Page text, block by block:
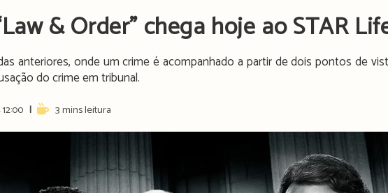
& Order” chega hoje ao STAR
anteriores, onde um crime é acompanhado a partir de dois pontos de
do crime em tribunal.
Reading3 mins leitura